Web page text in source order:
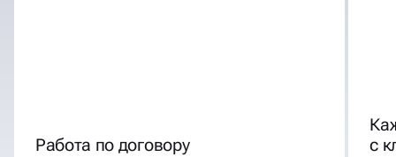
Работа по договору
с